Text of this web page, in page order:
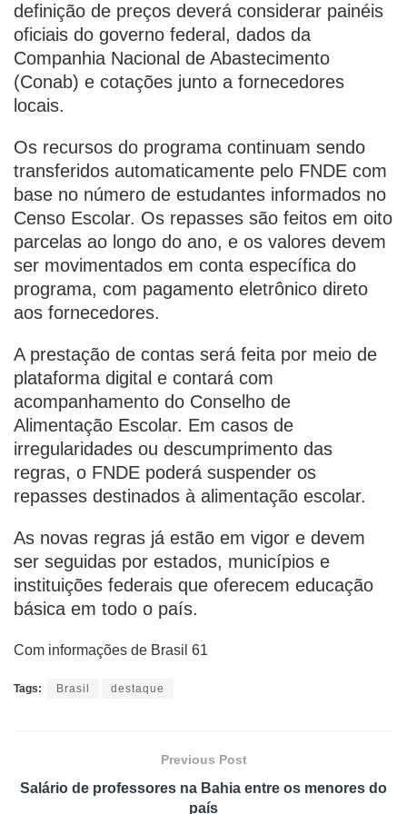
definição de preços deverá considerar painéis
oficiais do governo federal, dados da
Companhia Nacional de Abastecimento
(Conab) e cotações junto a fornecedores
locais.
Os recursos do programa continuam sendo
transferidos automaticamente pelo FNDE com
base no número de estudantes informados no
Censo Escolar. Os repasses são feitos em oito
parcelas ao longo do ano, e os valores devem
ser movimentados em conta específica do
programa, com pagamento eletrônico direto
aos fornecedores.
A prestação de contas será feita por meio de
plataforma digital e contará com
acompanhamento do Conselho de
Alimentação Escolar. Em casos de
irregularidades ou descumprimento das
regras, o FNDE poderá suspender os
repasses destinados à alimentação escolar.
As novas regras já estão em vigor e devem
ser seguidas por estados, municípios e
instituições federais que oferecem educação
básica em todo o país.
Com informações de Brasil 61
Tags: Brasil destaque
Previous Post
Salário de professores na Bahia entre os menores do
país